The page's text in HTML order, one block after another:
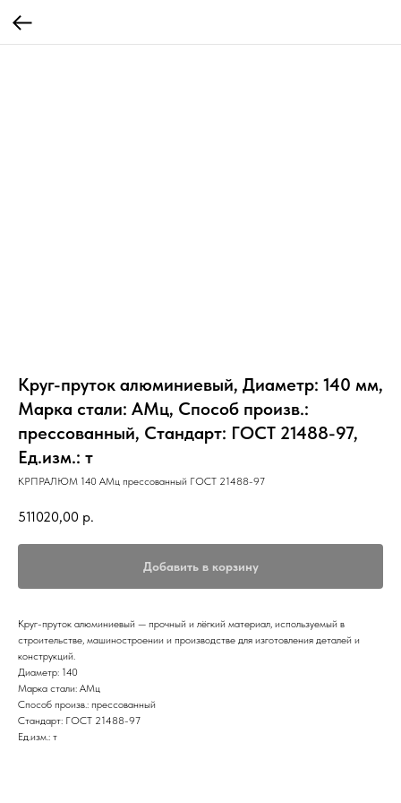
Круг-пруток алюминиевый, Диаметр: 140 мм,
Марка стали: АМц, Способ произв.:
прессованный, Стандарт: ГОСТ 21488-97,
Ед.изм.: т
КРПРАЛЮМ 140 АМц прессованный ГОСТ 21488-97
511020,00 р.
Добавить в корзину
Круг-пруток алюминиевый — прочный и лёгкий материал, используемый в
строительстве, машиностроении и производстве для изготовления деталей и
конструкций.
Диаметр: 140
Марка стали: АМц
Способ произв.: прессованный
Стандарт: ГОСТ 21488-97
Ед.изм.: т